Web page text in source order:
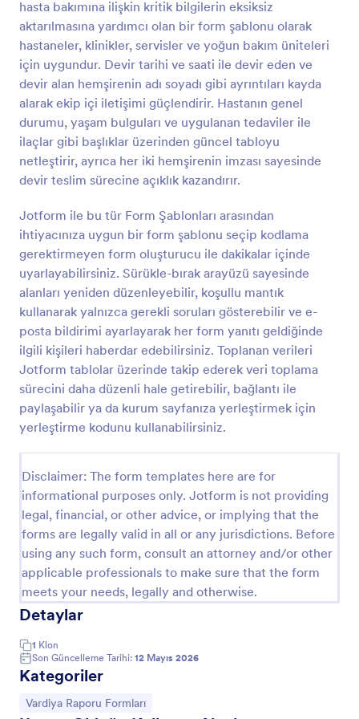
hasta bakımına ilişkin kritik bilgilerin eksiksiz
aktarılmasına yardımcı olan bir form şablonu olarak
hastaneler, klinikler, servisler ve yoğun bakım üniteleri
için uygundur. Devir tarihi ve saati ile devir eden ve
devir alan hemşirenin adı soyadı gibi ayrıntıları kayda
alarak ekip içi iletişimi güçlendirir. Hastanın genel
durumu, yaşam bulguları ve uygulanan tedaviler ile
ilaçlar gibi başlıklar üzerinden güncel tabloyu
netleştirir, ayrıca her iki hemşirenin imzası sayesinde
devir teslim sürecine açıklık kazandırır.
Jotform ile bu tür Form Şablonları arasından
ihtiyacınıza uygun bir form şablonu seçip kodlama
gerektirmeyen form oluşturucu ile dakikalar içinde
uyarlayabilirsiniz. Sürükle-bırak arayüzü sayesinde
alanları yeniden düzenleyebilir, koşullu mantık
kullanarak yalnızca gerekli soruları gösterebilir ve e-
posta bildirimi ayarlayarak her form yanıtı geldiğinde
ilgili kişileri haberdar edebilirsiniz. Toplanan verileri
Jotform tablolar üzerinde takip ederek veri toplama
sürecini daha düzenli hale getirebilir, bağlantı ile
paylaşabilir ya da kurum sayfanıza yerleştirmek için
yerleştirme kodunu kullanabilirsiniz.
Disclaimer: The form templates here are for
informational purposes only. Jotform is not providing
legal, financial, or other advice, or implying that the
forms are legally valid in all or any jurisdictions. Before
using any such form, consult an attorney and/or other
applicable professionals to make sure that the form
meets your needs, legally and otherwise.
Detaylar
1 Klon
Son Güncelleme Tarihi: 12 Mayıs 2026
Kategoriler
Kategoriye git:
Vardiya Raporu Formları
Önizleme
Restoran Kapanış Müdür Değerlendirme Formu
Restoran Kapanış Müdür Değerlendirme Formu ile
şube kapanış kontrollerini dijital olarak takip edin,
ve form yanıtlarını anında görüntüleyin.
Go to Category:
Restoran Yöneticisi Formları
Şablon Kullan
Önizleme